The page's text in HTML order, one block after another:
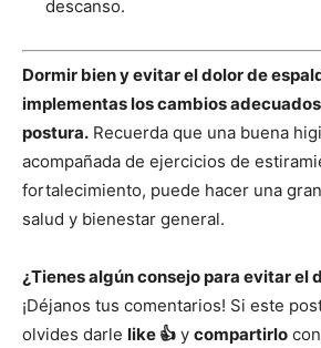
descanso.
Dormir bien y evitar el dolor de
implementas los cambios
postura. Recuerda que una buena
acompañada de ejercicios de
fortalecimiento, puede hacer una
salud y bienestar general.
¿Tienes algún consejo para evitar el
¡Déjanos tus comentarios! Si este
olvides darle like 👍 y compartirlo